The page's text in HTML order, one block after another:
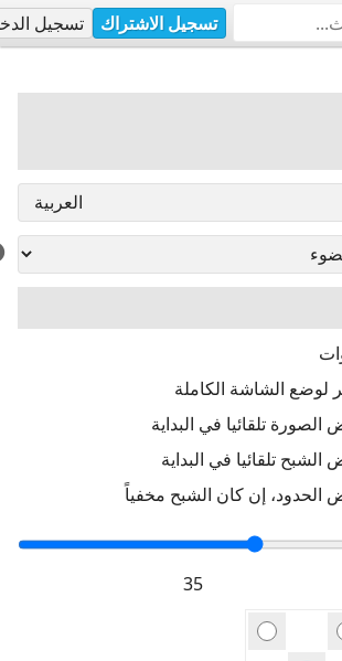
تسجيل الاشتراك تسجيل
لوضع الشاشة الكاملة
تلقائيا في البداية
تلقائيا في البداية
الحدود، إن كان الشبح مخفياً